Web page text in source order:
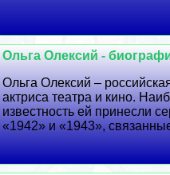
Ольга Олексий -
Ольга Олексий –
актриса театра и кино.
известность ей принесли
«1942» и «1943»,